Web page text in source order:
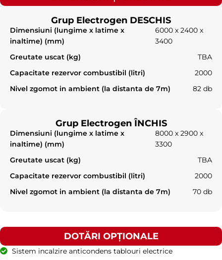
Grup Electrogen DESCHIS
Dimensiuni (lungime x latime x
inaltime) (mm)
6000 x 2400 x
3400
Greutate uscat (kg)
TBA
Capacitate rezervor combustibil (litri)
2000
Nivel zgomot in ambient (la distanta de 7m)
82 db
Grup Electrogen ÎNCHIS
Dimensiuni (lungime x latime x
inaltime) (mm)
8000 x 2900 x
3300
Greutate uscat (kg)
TBA
Capacitate rezervor combustibil (litri)
2000
Nivel zgomot in ambient (la distanta de 7m)
70 db
DOTĂRI OPȚIONALE
Sistem incalzire anticondens tablouri electrice